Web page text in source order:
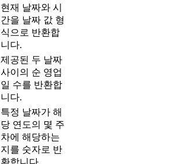
현재 날짜와 시
간을 날짜 값 형
식으로 반환합
니다.
제공된 두 날짜
사이의 순 영업
일 수를 반환합
니다.
특정 날짜가 해
당 연도의 몇 주
차에 해당하는
지를 숫자로 반